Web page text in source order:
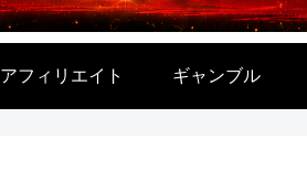
アフィリエイト ギャンブル